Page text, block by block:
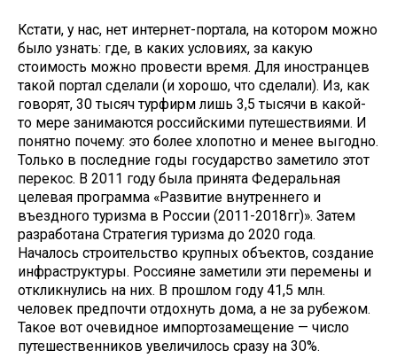
Кстати, у нас, нет интернет-портала, на котором можно
было узнать: где, в каких условиях, за какую
стоимость можно провести время. Для иностранцев
такой портал сделали (и хорошо, что сделали). Из, как
говорят, 30 тысяч турфирм лишь 3,5 тысячи в какой-
то мере занимаются российскими путешествиями. И
понятно почему: это более хлопотно и менее выгодно.
Только в последние годы государство заметило этот
перекос. В 2011 году была принята Федеральная
целевая программа «Развитие внутреннего и
въездного туризма в России (2011-2018гг)». Затем
разработана Стратегия туризма до 2020 года.
Началось строительство крупных объектов, создание
инфраструктуры. Россияне заметили эти перемены и
откликнулись на них. В прошлом году 41,5 млн.
человек предпочти отдохнуть дома, а не за рубежом.
Такое вот очевидное импортозамещение — число
путешественников увеличилось сразу на 30%.